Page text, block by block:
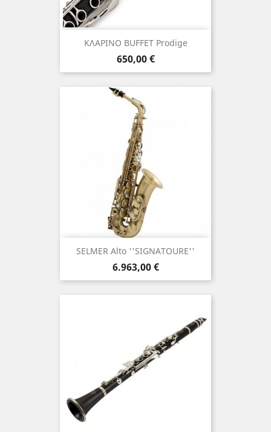
ΚΛΑΡΙΝΟ BUFFET Prodige
Τιμή
650,00 €
SELMER Alto ''SIGNATOURE''
Τιμή
6.963,00 €